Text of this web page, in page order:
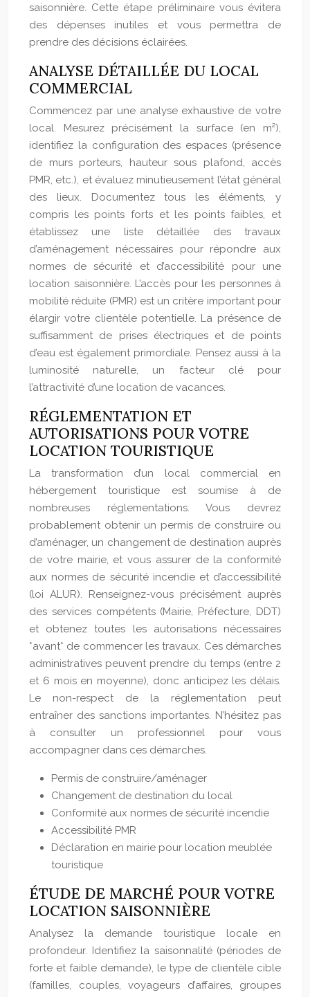
saisonnière. Cette étape préliminaire vous évitera
des dépenses inutiles et vous permettra de
prendre des décisions éclairées.
ANALYSE DÉTAILLÉE DU LOCAL
COMMERCIAL
Commencez par une analyse exhaustive de votre
local. Mesurez précisément la surface (en m²),
identifiez la configuration des espaces (présence
de murs porteurs, hauteur sous plafond, accès
PMR, etc.), et évaluez minutieusement l’état général
des lieux. Documentez tous les éléments, y
compris les points forts et les points faibles, et
établissez une liste détaillée des travaux
d’aménagement nécessaires pour répondre aux
normes de sécurité et d’accessibilité pour une
location saisonnière. L’accès pour les personnes à
mobilité réduite (PMR) est un critère important pour
élargir votre clientèle potentielle. La présence de
suffisamment de prises électriques et de points
d’eau est également primordiale. Pensez aussi à la
luminosité naturelle, un facteur clé pour
l’attractivité d’une location de vacances.
RÉGLEMENTATION ET
AUTORISATIONS POUR VOTRE
LOCATION TOURISTIQUE
La transformation d’un local commercial en
hébergement touristique est soumise à de
nombreuses réglementations. Vous devrez
probablement obtenir un permis de construire ou
d’aménager, un changement de destination auprès
de votre mairie, et vous assurer de la conformité
aux normes de sécurité incendie et d’accessibilité
(loi ALUR). Renseignez-vous précisément auprès
des services compétents (Mairie, Préfecture, DDT)
et obtenez toutes les autorisations nécessaires
*avant* de commencer les travaux. Ces démarches
administratives peuvent prendre du temps (entre 2
et 6 mois en moyenne), donc anticipez les délais.
Le non-respect de la réglementation peut
entraîner des sanctions importantes. N’hésitez pas
à consulter un professionnel pour vous
accompagner dans ces démarches.
Permis de construire/aménager
Changement de destination du local
Conformité aux normes de sécurité incendie
Accessibilité PMR
Déclaration en mairie pour location meublée
touristique
ÉTUDE DE MARCHÉ POUR VOTRE
LOCATION SAISONNIÈRE
Analysez la demande touristique locale en
profondeur. Identifiez la saisonnalité (périodes de
forte et faible demande), le type de clientèle cible
(familles, couples, voyageurs d’affaires, groupes